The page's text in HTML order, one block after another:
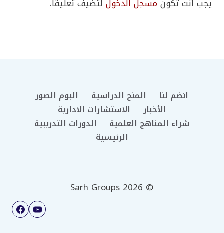
يجب أنت تكونمسجل الدخول لتضيف تعليقاً.
انضم لنا المنح الدراسية
البوم الصور
الأخبار
الاستشارات الادارية
شراء المناهج العلمية
الدورات التدريبية
الرئيسية
© 2026 Sarh Groups